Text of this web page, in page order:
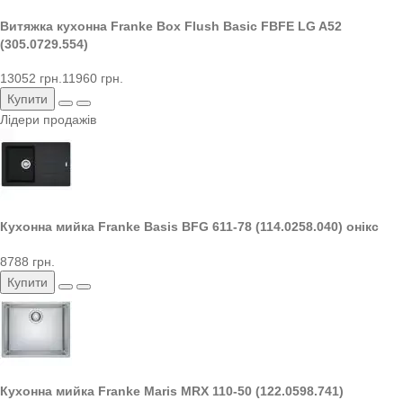
Витяжка кухонна Franke Box Flush Basic FBFE LG A52
(305.0729.554)
13052 грн.11960 грн.
Купити
Лідери продажів
Кухонна мийка Franke Basis BFG 611-78 (114.0258.040) онікс
8788 грн.
Купити
Кухонна мийка Franke Maris MRX 110-50 (122.0598.741)